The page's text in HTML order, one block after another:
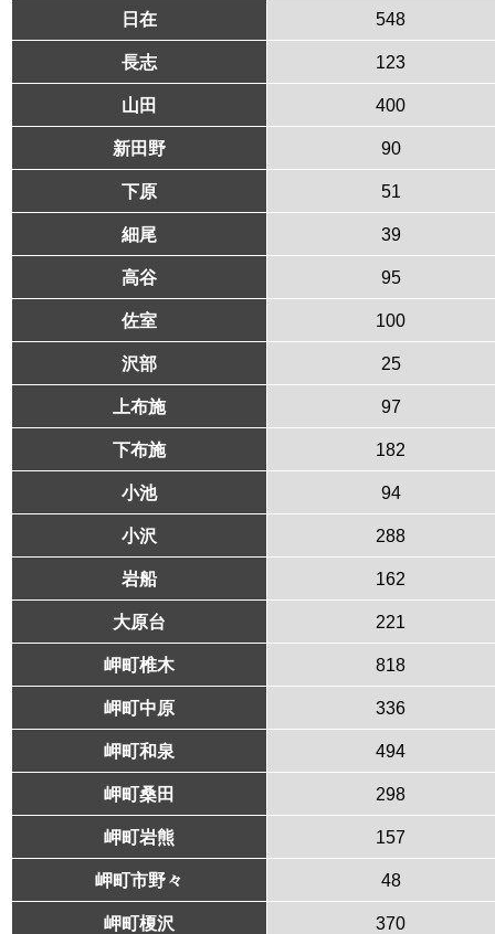
日在 548
長志 123
山田 400
新田野 90
下原 51
細尾 39
高谷 95
佐室 100
沢部 25
上布施 97
下布施 182
小池 94
小沢 288
岩船 162
大原台 221
岬町椎木 818
岬町中原 336
岬町和泉 494
岬町桑田 298
岬町岩熊 157
岬町市野々 48
岬町榎沢 370